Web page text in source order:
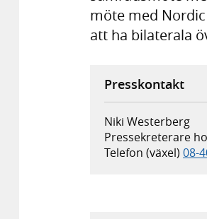
möte med
att ha bilaterala
Presskontakt
Niki Westerberg
Pressekreterare
Telefon (växel) 08-